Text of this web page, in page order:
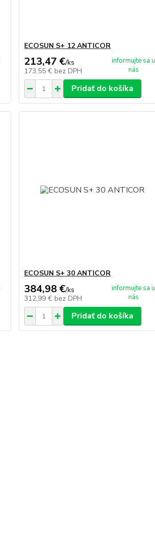
ECOSUN S+ 12 ANTICOR
213,47 €/ks
173,55 € bez DPH
informujte sa u
nás
Pridať do košíka
ECOSUN S+ 30 ANTICOR
384,98 €/ks
312,99 € bez DPH
informujte sa u
nás
Pridať do košíka